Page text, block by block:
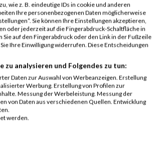
wie z. B. eindeutige IDs in cookie und anderen
Ihre personenbezogenen Daten möglicherweise
Sie können Ihre Einstellungen akzeptieren,
oder jederzeit auf die Fingerabdruck-Schaltfläche in
auf den Fingerabdruck oder den Link in der Fußzeile
Ihre Einwilligung widerrufen. Diese Entscheidungen
analysieren und Folgendes zu tun:
Daten zur Auswahl von Werbeanzeigen. Erstellung
Werbung. Erstellung von Profilen zur
Messung der Werbeleistung. Messung der
von Daten aus verschiedenen Quellen. Entwicklung
werden.